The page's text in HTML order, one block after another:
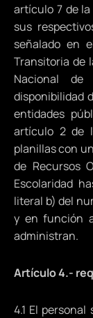
artículo 7 de la
sus
señalado en
Transitoria de
Nacional
disponibilidad
entidades
artículo 2 de
planillas con
de Recursos
Escolaridad
literal b) del
y en función
administran.
Artículo 4.-
4.1 El